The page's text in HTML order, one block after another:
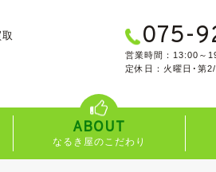
075-
営業時間：13:00～
定休日：火曜日･第
ABOUT
なるき屋のこだわり